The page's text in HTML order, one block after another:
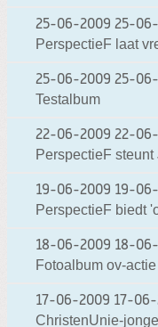
25-06-2009 25-06-
PerspectieF laat
25-06-2009 25-06-
Testalbum
22-06-2009 22-06-
PerspectieF
19-06-2009 19-
PerspectieF biedt
18-06-2009 18-
Fotoalbum ov-actie
17-06-2009 17-06-
ChristenUnie-